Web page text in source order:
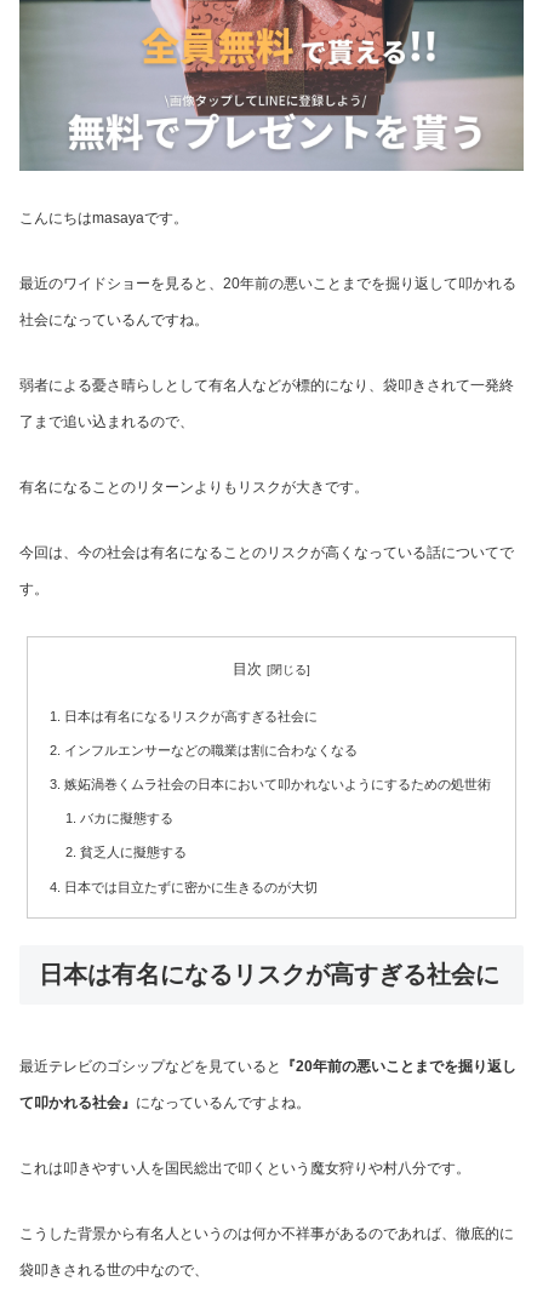
こんにちはmasayaです。
最近のワイドショーを見ると、20年前の悪いことまでを掘り返して叩かれる
社会になっているんですね。
弱者による憂さ晴らしとして有名人などが標的になり、袋叩きされて一発終
了まで追い込まれるので、
有名になることのリターンよりもリスクが大きです。
今回は、今の社会は有名になることのリスクが高くなっている話についてで
す。
目次
日本は有名になるリスクが高すぎる社会に
インフルエンサーなどの職業は割に合わなくなる
嫉妬渦巻くムラ社会の日本において叩かれないようにするための処世術
バカに擬態する
貧乏人に擬態する
日本では目立たずに密かに生きるのが大切
日本は有名になるリスクが高すぎる社会に
最近テレビのゴシップなどを見ていると 『20年前の悪いことまでを掘り返し
て叩かれる社会』 になっているんですよね。
これは叩きやすい人を国民総出で叩くという魔女狩りや村八分です。
こうした背景から有名人というのは何か不祥事があるのであれば、徹底的に
袋叩きされる世の中なので、